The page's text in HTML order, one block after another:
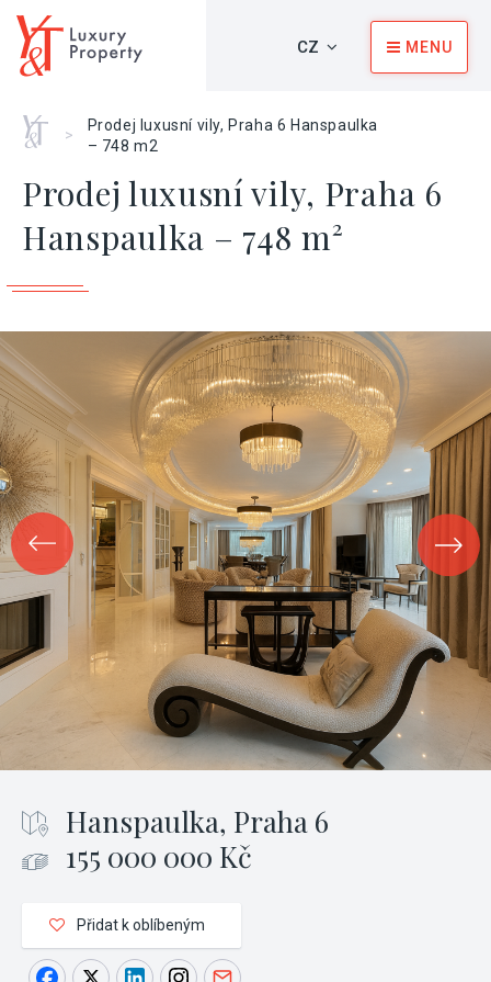
CZ MENU
Home
>
Prodej luxusní vily, Praha 6 Hanspaulka
– 748 m2
Prodej luxusní vily, Praha 6
Hanspaulka – 748 m²
Hanspaulka, Praha 6
155 000 000 Kč
Přidat k oblíbeným